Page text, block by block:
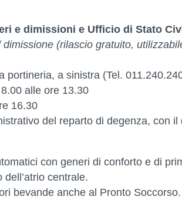
e dimissioni e Ufficio di Stato
(rilascio gratuito,
portineria, a sinistra (Tel.
alle ore 13.30
16.30
del reparto di degenza, con
con generi di conforto e di
centrale.
bevande anche al Pronto Soccorso.